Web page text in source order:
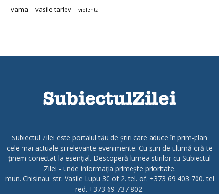
vama vasile tarlev violenta
Subiectul Zilei este portalul tău de știri care aduce în prim-plan
cele mai actuale și relevante evenimente. Cu știri de ultimă oră te
ținem conectat la esențial. Descoperă lumea știrilor cu Subiectul
Zilei - unde informația primește prioritate.
mun. Chisinau. str. Vasile Lupu 30 of 2. tel. of. +373 69 403 700. tel
red. +373 69 737 802.